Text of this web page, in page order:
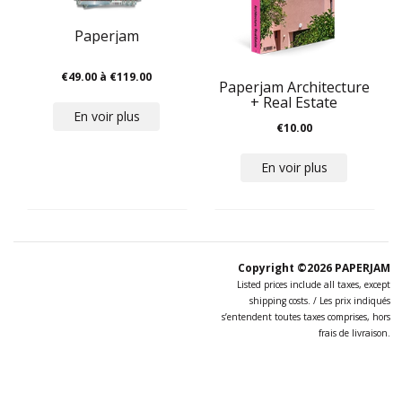
Paperjam
€49.00 à €119.00
En voir plus
Paperjam Architecture
+ Real Estate
€10.00
En voir plus
Copyright ©2026 PAPERJAM
Listed prices include all taxes, except
shipping costs. / Les prix indiqués
s’entendent toutes taxes comprises, hors
frais de livraison.